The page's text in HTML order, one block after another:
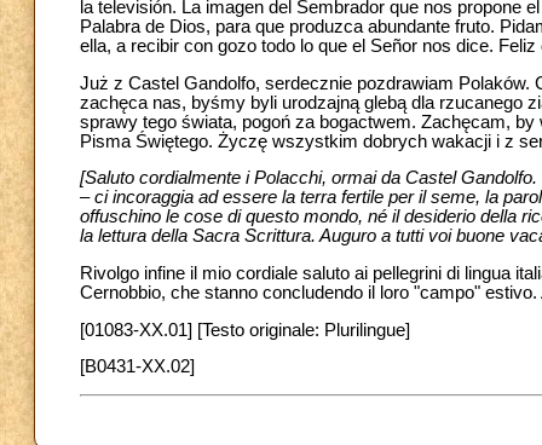
la televisión. La imagen del Sembrador que nos propone
Palabra de Dios, para que produzca abundante fruto.
ella, a recibir con gozo todo lo que el Señor nos dice. Feliz
Już z Castel Gandolfo, serdecznie pozdrawiam
zachęca nas, byśmy byli urodzajną glebą dla rzucanego
sprawy tego świata, pogoń za bogactwem. Zachęcam,
Pisma Świętego. Życzę wszystkim dobrych wakacji i z
[Saluto cordialmente i Polacchi, ormai da Castel
– ci incoraggia ad essere la terra fertile per il seme, la
offuschino le cose di questo mondo, né il desiderio della
la lettura della Sacra Scrittura. Auguro a tutti voi buone
Rivolgo infine il mio cordiale saluto ai pellegrini di lingua
Cernobbio, che stanno concludendo il loro "campo"
[01083-XX.01] [Testo originale: Plurilingue]
[B0431-XX.02]